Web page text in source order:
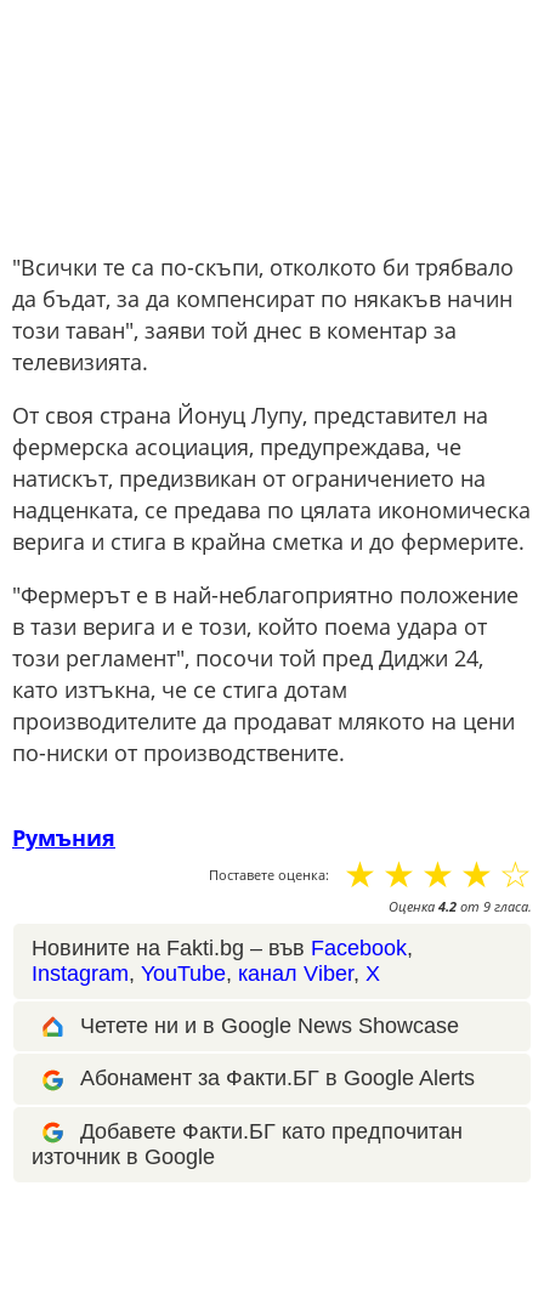
"Всички те са по-скъпи, отколкото би трябвало
да бъдат, за да компенсират по някакъв начин
този таван", заяви той днес в коментар за
телевизията.
От своя страна Йонуц Лупу, представител на
фермерска асоциация, предупреждава, че
натискът, предизвикан от ограничението на
надценката, се предава по цялата икономическа
верига и стига в крайна сметка и до фермерите.
"Фермерът е в най-неблагоприятно положение
в тази верига и е този, който поема удара от
този регламент", посочи той пред Диджи 24,
като изтъкна, че се стига дотам
производителите да продават млякото на цени
по-ниски от производствените.
Румъния
Поставете оценка: ☆
☆
☆
☆
☆
Оценка 4.2 от 9 гласа.
Новините на Fakti.bg – във Facebook,
Instagram, YouTube, канал Viber, X
Четете ни и в Google News Showcase
Абонамент за Факти.БГ в Google Alerts
Добавете Факти.БГ като предпочитан
източник в Google